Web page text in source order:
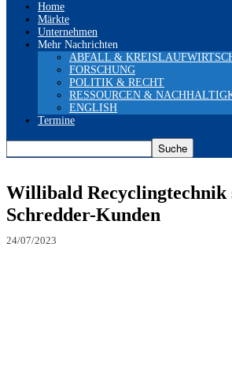
Home
Märkte
Unternehmen
Mehr Nachrichten
ABFALL &
FORSCHUNG
POLITIK & RECHT
RESSOURCEN &
ENGLISH
Termine
Willibald Recyclingtechnik
Schredder-Kunden
24/07/2023